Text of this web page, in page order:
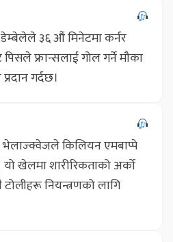
३६ औं मिनेटमा कर्नर
फ्रान्सलाई गोल गर्ने मौका
गर्दछ।
भेलाज्क्वेजले किलियन एमबाप्पे
खेलमा शारीरिकताको अर्को
नियन्त्रणको लागि